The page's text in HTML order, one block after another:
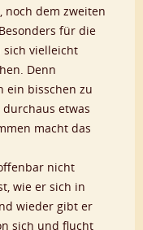
noch dem zweiten
für die
sich vielleicht
Denn
ein bisschen zu
etwas
macht das
nicht
wie er sich in
wieder gibt er
sich und flucht